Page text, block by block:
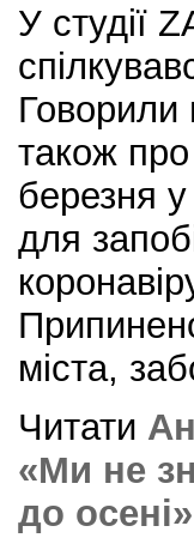
У студії
Говорили
також
березня
для
міста,
Читати
«Ми не
до осені»